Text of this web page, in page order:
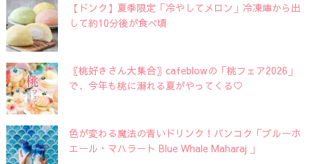
【ドンク】夏季限定「冷やしてメロン」冷凍庫から出
して約10分後が食べ頃
〖桃好きさん大集合〗cafeblowの「桃フェア2026」
で、今年も桃に溺れる夏がやってくる♡
色が変わる魔法の青いドリンク！バンコク「ブルーホ
エール・マハラート Blue Whale Maharaj 」